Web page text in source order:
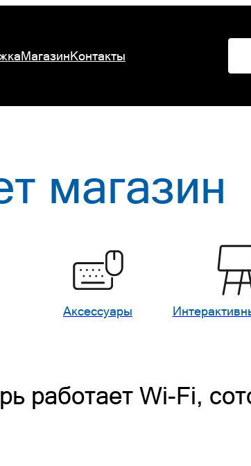
МагазинКонтакты
магазин
Аксессуары
работает Wi-Fi,